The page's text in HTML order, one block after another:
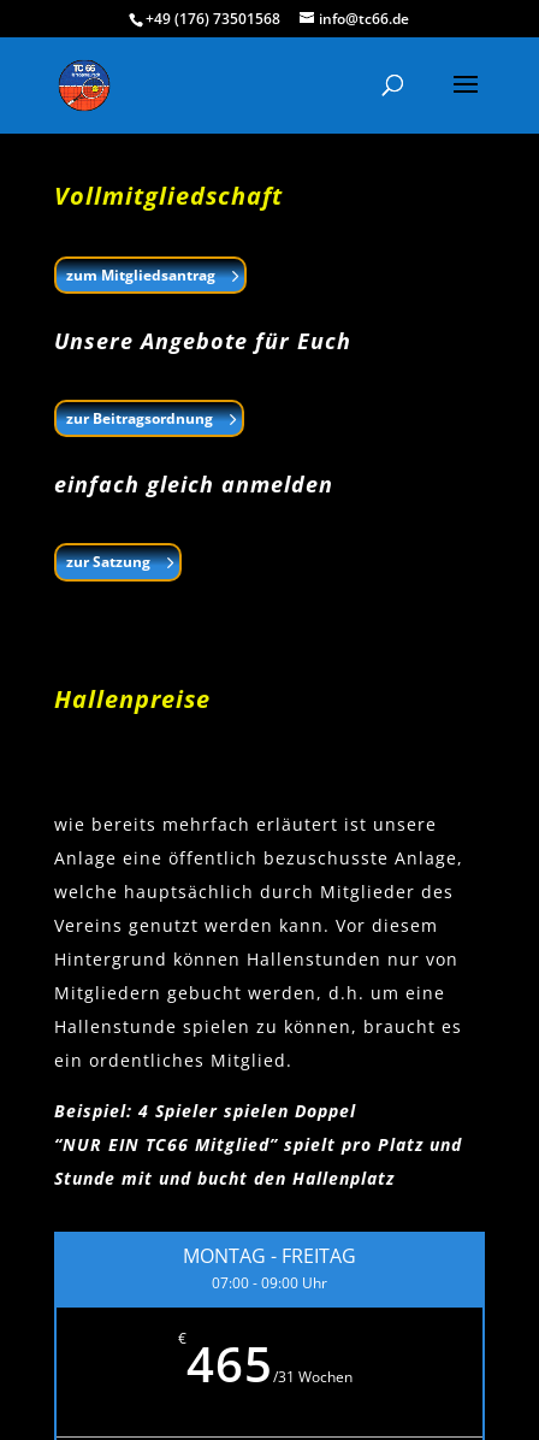
+49 (176) 73501568 info@tc66.de
Vollmitgliedschaft
zum Mitgliedsantrag
Unsere Angebote für Euch
zur Beitragsordnung
einfach gleich anmelden
zur Satzung
Hallenpreise
wie bereits mehrfach erläutert ist unsere
Anlage eine öffentlich bezuschusste Anlage,
welche hauptsächlich durch Mitglieder des
Vereins genutzt werden kann. Vor diesem
Hintergrund können Hallenstunden nur von
Mitgliedern gebucht werden, d.h. um eine
Hallenstunde spielen zu können, braucht es
ein ordentliches Mitglied.
Beispiel: 4 Spieler spielen Doppel
“NUR EIN TC66 Mitglied” spielt pro Platz und
Stunde mit und bucht den Hallenplatz
MONTAG - FREITAG
07:00 - 09:00 Uhr
€465/31 Wochen